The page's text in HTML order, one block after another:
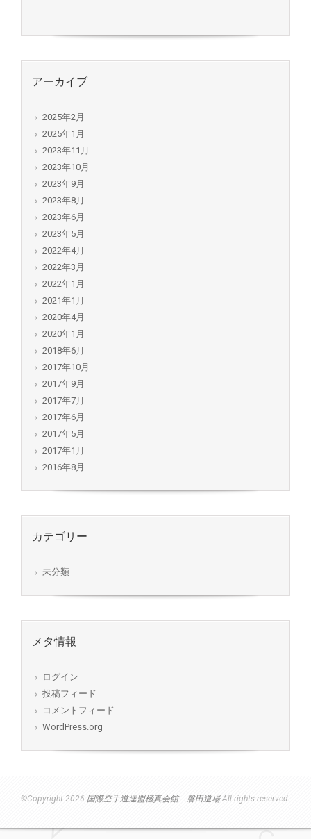
アーカイブ
2025年2月
2025年1月
2023年11月
2023年10月
2023年9月
2023年8月
2023年6月
2023年5月
2022年4月
2022年3月
2022年1月
2021年1月
2020年4月
2020年1月
2018年6月
2017年10月
2017年9月
2017年7月
2017年6月
2017年5月
2017年1月
2016年8月
カテゴリー
未分類
メタ情報
ログイン
投稿フィード
コメントフィード
WordPress.org
©Copyright 2026 国際空手道連盟極真会館 磐田道場All rights reserved.